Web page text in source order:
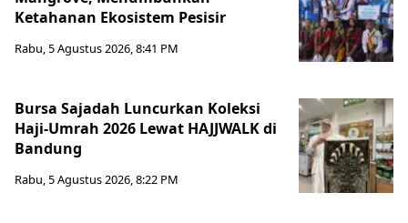
Ketahanan Ekosistem Pesisir
Rabu, 5 Agustus 2026, 8:41 PM
Bursa Sajadah Luncurkan Koleksi
Haji-Umrah 2026 Lewat HAJJWALK di
Bandung
Rabu, 5 Agustus 2026, 8:22 PM